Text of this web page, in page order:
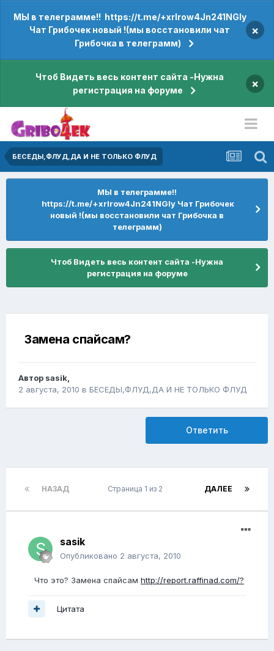
МЫ в телеграмме!! https://t.me/+xrIrow4Jn241NGIy
Чат Грибочек новый !(мы восстановили чат
Грибочка в телеграмм)
×
Чтоб Видеть весь контент сайта -Нужна
регистрация на форуме
×
БЕСЕДЫ,ФЛУД,ДА И НЕ ТОЛЬКО ФЛУД
МЫ в телеграмме!!
https://t.me/+xrIrow4Jn241NGIy Чат Грибочек
новый !(мы восстановили чат Грибочка в
телеграмм)
Чтоб Видеть весь контент сайта -Нужна
регистрация на форуме
Замена спайсам?
Автор sasik,
2 августа, 2010 в БЕСЕДЫ,ФЛУД,ДА И НЕ ТОЛЬКО ФЛУД
Ответить
НАЗАД ДАЛЕЕ
Страница 1 из 2
sasik
Опубликовано 2 августа, 2010
Что это? Замена спайсам http://report.raffinad.com/?
Цитата